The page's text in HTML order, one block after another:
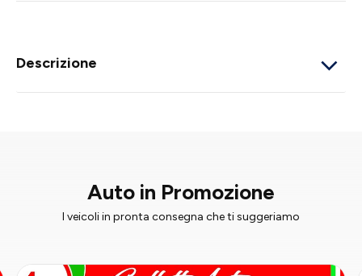
Descrizione
Auto in Promozione
I veicoli in pronta consegna che ti suggeriamo